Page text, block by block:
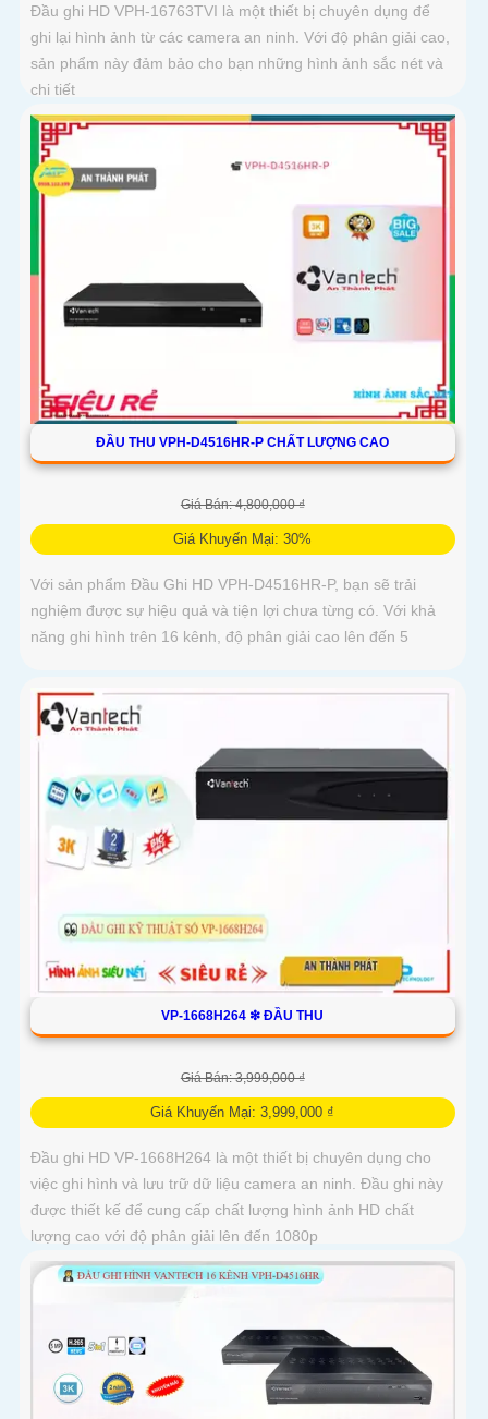
Đầu ghi HD VPH-16763TVI là một thiết bị chuyên dụng để
ghi lại hình ảnh từ các camera an ninh. Với độ phân giải cao,
sản phẩm này đảm bảo cho bạn những hình ảnh sắc nét và
chi tiết
ĐẦU THU VPH-D4516HR-P CHẤT LƯỢNG CAO
Giá Bán: 4,800,000 ₫
Giá Khuyến Mại: 30%
Với sản phẩm Đầu Ghi HD VPH-D4516HR-P, bạn sẽ trải
nghiệm được sự hiệu quả và tiện lợi chưa từng có. Với khả
năng ghi hình trên 16 kênh, độ phân giải cao lên đến 5
VP-1668H264 ❇ ĐẦU THU
Giá Bán: 3,999,000 ₫
Giá Khuyến Mại: 3,999,000 ₫
Đầu ghi HD VP-1668H264 là một thiết bị chuyên dụng cho
việc ghi hình và lưu trữ dữ liệu camera an ninh. Đầu ghi này
được thiết kế để cung cấp chất lượng hình ảnh HD chất
lượng cao với độ phân giải lên đến 1080p